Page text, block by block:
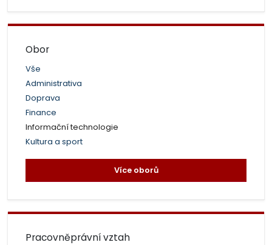
Obor
Vše
Administrativa
Doprava
Finance
Informační technologie
Kultura a sport
Více oborů
Pracovněprávní vztah